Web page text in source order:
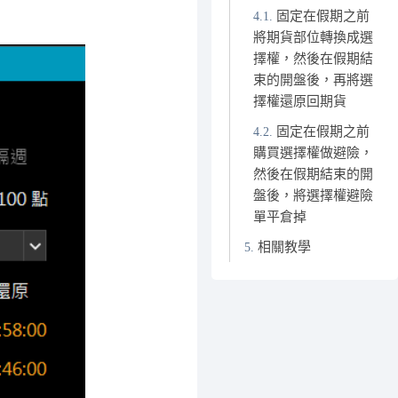
固定在假期之前
將期貨部位轉換成選
擇權，然後在假期結
束的開盤後，再將選
擇權還原回期貨
固定在假期之前
購買選擇權做避險，
然後在假期結束的開
盤後，將選擇權避險
單平倉掉
相關教學